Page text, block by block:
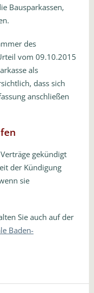
Bausparkassen,
des
vom 09.10.2015
als
dass sich
anschließen
gekündigt
der Kündigung
sie
Sie auch auf der
Baden-